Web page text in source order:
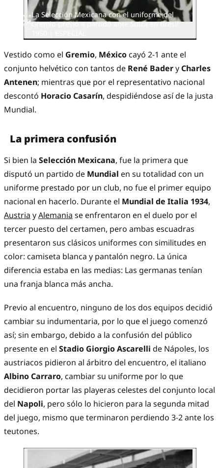
La Selección Mexicana con el uniforme del
Gremio previo a partido ante Suiza en Brasil
Vestido como el Gremio, México cayó 2-1 ante el
conjunto helvético con tantos de René Badery Charles
Antenen; mientras que por el representativo nacional
descontó Horacio Casarín, despidiéndose así de la justa
Mundial.
La primera confusión
Si bien la Selección Mexicana, fue la primera que
disputó un partido de Mundial en su totalidad con un
uniforme prestado por un club, no fue el primer equipo
nacional en hacerlo. Durante el Mundial de Italia 1934,
Austria yAlemania se enfrentaron en el duelo por el
tercer puesto del certamen, pero ambas escuadras
presentaron sus clásicos uniformes con similitudes en
color: camiseta blanca y pantalón negro. La única
diferencia estaba en las medias: Las germanas tenían
una franja blanca más ancha.
Previo al encuentro, ninguno de los dos equipos decidió
cambiar su indumentaria, por lo que el juego comenzó
así; sin embargo, debido a la confusión del público
presente en el Stadio Giorgio Ascarelli de Nápoles, los
austriacos pidieron al árbitro del encuentro, el italiano
Albino Carraro, cambiar su uniforme por lo que
decidieron portar las playeras celestes del conjunto local
del Napoli, pero sólo lo hicieron para la segunda mitad
del juego, mismo que terminaron perdiendo 3-2 ante los
teutones.